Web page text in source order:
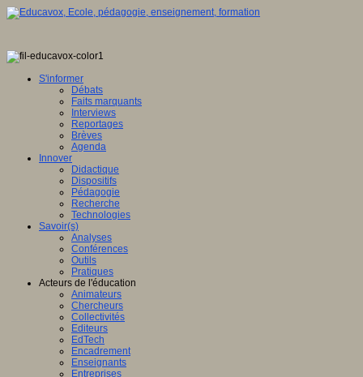
S'informer
Débats
Faits marquants
Interviews
Reportages
Brèves
Agenda
Innover
Didactique
Dispositifs
Pédagogie
Recherche
Technologies
Savoir(s)
Analyses
Conférences
Outils
Pratiques
Acteurs de l'éducation
Animateurs
Chercheurs
Collectivités
Editeurs
EdTech
Encadrement
Enseignants
Entreprises